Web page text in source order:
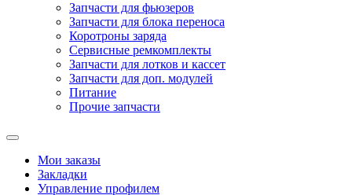
Запчасти для фьюзеров
Запчасти для блока переноса
Коротроны заряда
Сервисные ремкомплекты
Запчасти для лотков и кассет
Запчасти для доп. модулей
Питание
Прочие запчасти
Мои заказы
Закладки
Управление профилем